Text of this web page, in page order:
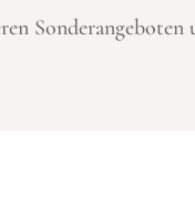
Sonderangeboten